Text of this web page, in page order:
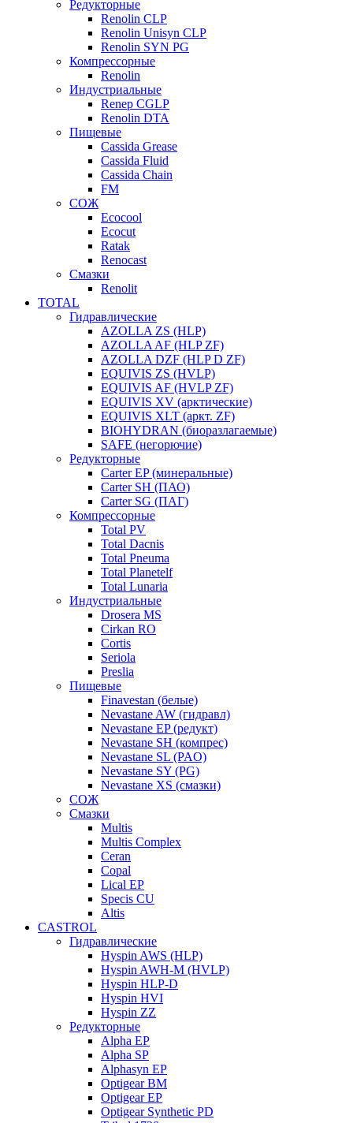
Редукторные
Renolin CLP
Renolin Unisyn CLP
Renolin SYN PG
Компрессорные
Renolin
Индустриальные
Renep CGLP
Renolin DTA
Пищевые
Cassida Grease
Cassida Fluid
Cassida Chain
FM
СОЖ
Ecocool
Ecocut
Ratak
Renocast
Смазки
Renolit
TOTAL
Гидравлические
AZOLLA ZS (HLP)
AZOLLA AF (HLP ZF)
AZOLLA DZF (HLP D ZF)
EQUIVIS ZS (HVLP)
EQUIVIS AF (HVLP ZF)
EQUIVIS XV (арктические)
EQUIVIS XLT (аркт. ZF)
BIOHYDRAN (биоразлагаемые)
SAFE (негорючие)
Редукторные
Carter EP (минеральные)
Carter SH (ПАО)
Carter SG (ПАГ)
Компрессорные
Total PV
Total Dacnis
Total Pneuma
Total Planetelf
Total Lunaria
Индустриальные
Drosera MS
Cirkan RO
Cortis
Seriola
Preslia
Пищевые
Finavestan (белые)
Nevastane AW (гидравл)
Nevastane EP (редукт)
Nevastane SH (компрес)
Nevastane SL (PAO)
Nevastane SY (PG)
Nevastane XS (смазки)
СОЖ
Смазки
Multis
Multis Complex
Ceran
Copal
Lical EP
Specis CU
Altis
CASTROL
Гидравлические
Hyspin AWS (HLP)
Hyspin AWH-M (HVLP)
Hyspin HLP-D
Hyspin HVI
Hyspin ZZ
Редукторные
Alpha EP
Alpha SP
Alphasyn EP
Optigear BM
Optigear EP
Optigear Synthetic PD